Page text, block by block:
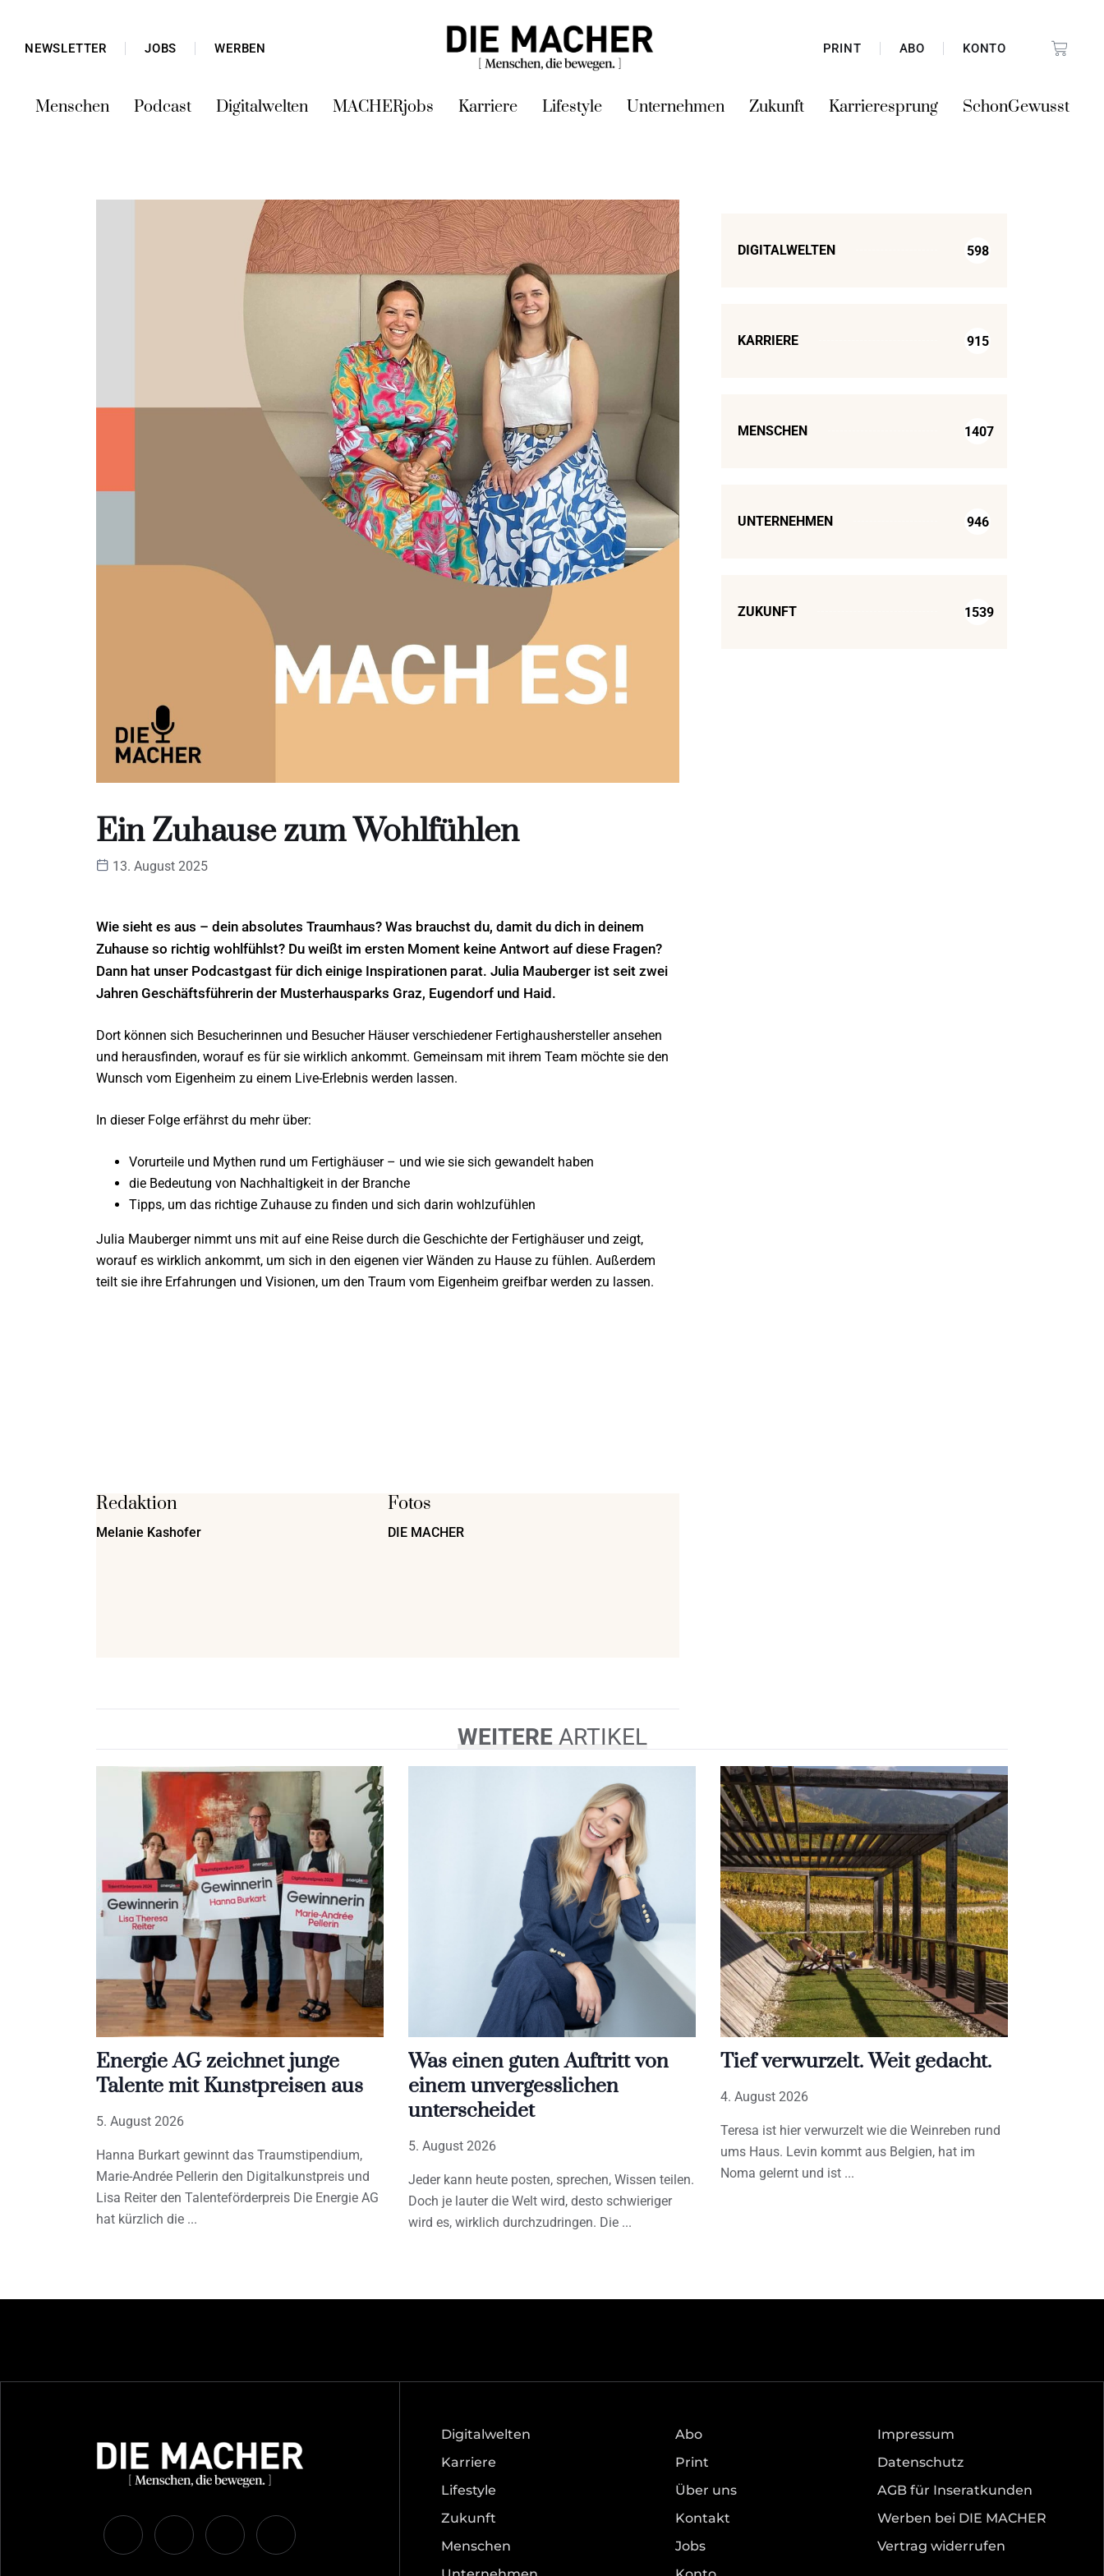
NEWSLETTER JOBS WERBEN PRINT ABO KONTO
Menschen Podcast Digitalwelten MACHERjobs Karriere Lifestyle Unternehmen Zukunft Karrieresprung SchonGewusst
Ein Zuhause zum Wohlfühlen
13. August 2025
Wie sieht es aus – dein absolutes Traumhaus? Was brauchst du, damit du dich in deinem
Zuhause so richtig wohlfühlst? Du weißt im ersten Moment keine Antwort auf diese Fragen?
Dann hat unser Podcastgast für dich einige Inspirationen parat. Julia Mauberger ist seit zwei
Jahren Geschäftsführerin der Musterhausparks Graz, Eugendorf und Haid.
Dort können sich Besucherinnen und Besucher Häuser verschiedener Fertighaushersteller ansehen
und herausfinden, worauf es für sie wirklich ankommt. Gemeinsam mit ihrem Team möchte sie den
Wunsch vom Eigenheim zu einem Live-Erlebnis werden lassen.
In dieser Folge erfährst du mehr über:
Vorurteile und Mythen rund um Fertighäuser – und wie sie sich gewandelt haben
die Bedeutung von Nachhaltigkeit in der Branche
Tipps, um das richtige Zuhause zu finden und sich darin wohlzufühlen
Julia Mauberger nimmt uns mit auf eine Reise durch die Geschichte der Fertighäuser und zeigt,
worauf es wirklich ankommt, um sich in den eigenen vier Wänden zu Hause zu fühlen. Außerdem
teilt sie ihre Erfahrungen und Visionen, um den Traum vom Eigenheim greifbar werden zu lassen.
Redaktion
Melanie Kashofer
Fotos
DIE MACHER
DIGITALWELTEN 598
KARRIERE 915
MENSCHEN 1407
UNTERNEHMEN 946
ZUKUNFT 1539
WEITERE ARTIKEL
Energie AG zeichnet junge
Talente mit Kunstpreisen aus
5. August 2026
Hanna Burkart gewinnt das Traumstipendium,
Marie-Andrée Pellerin den Digitalkunstpreis und
Lisa Reiter den Talenteförderpreis Die Energie AG
hat kürzlich die
Was einen guten Auftritt von
einem unvergesslichen
unterscheidet
5. August 2026
Jeder kann heute posten, sprechen, Wissen teilen.
Doch je lauter die Welt wird, desto schwieriger
wird es, wirklich durchzudringen. Die
Tief verwurzelt. Weit gedacht.
4. August 2026
Teresa ist hier verwurzelt wie die Weinreben rund
ums Haus. Levin kommt aus Belgien, hat im
Noma gelernt und ist
Digitalwelten
Karriere
Lifestyle
Zukunft
Menschen
Abo
Print
Über uns
Kontakt
Jobs
Impressum
Datenschutz
AGB für Inseratkunden
Werben bei DIE MACHER
Vertrag widerrufen